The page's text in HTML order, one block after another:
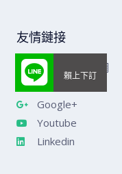
友情鏈接
美國威而鋼官網
樂威莊官網
Google+
Youtube
Linkedin